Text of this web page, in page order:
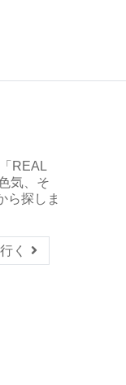
REAL
気、そ
ら探しま
く